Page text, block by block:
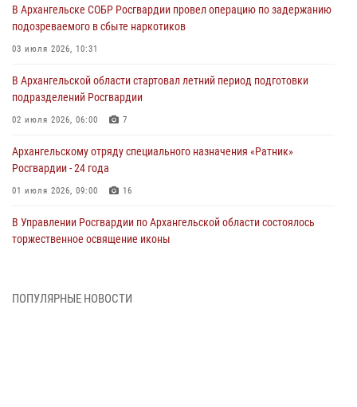
В Архангельске СОБР Росгвардии провел операцию по задержанию
подозреваемого в сбыте наркотиков
03 июля 2026, 10:31
В Архангельской области стартовал летний период подготовки
подразделений Росгвардии
02 июля 2026, 06:00 7
Архангельскому отряду специального назначения «Ратник»
Росгвардии - 24 года
01 июля 2026, 09:00 16
В Управлении Росгвардии по Архангельской области состоялось
торжественное освящение иконы
Военнослужащие по призыву из Архангельской области приняли
ПОПУЛЯРНЫЕ НОВОСТИ